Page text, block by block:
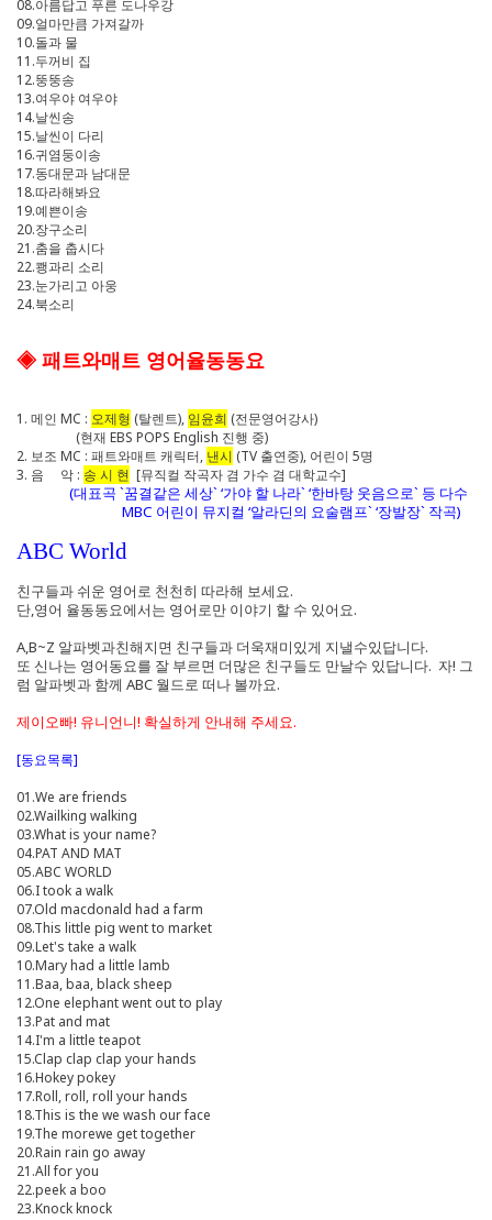
08.아름답고 푸른 도나우강
09.얼마만큼 가져갈까
10.돌과 물
11.두꺼비 집
12.뚱뚱송
13.여우야 여우야
14.날씬송
15.날씬이 다리
16.귀염둥이송
17.동대문과 남대문
18.따라해봐요
19.예쁜이송
20.장구소리
21.춤을 춥시다
22.쾡과리 소리
23.눈가리고 아웅
24.북소리
◈ 패트와매트 영어율동동요
1. 메인 MC : 오제형 (탈렌트), 임윤희 (전문영어강사)
(현재 EBS POPS English 진행 중)
2. 보조 MC : 패트와매트 캐릭터, 낸시 (TV 출연중), 어린이 5명
3. 음 악 : 송 시 현 [뮤직컬 작곡자 겸 가수 겸 대학교수]
(대표곡 `꿈결같은 세상` ‘가야 할 나라` ‘한바탕 웃음으로` 등 다수
MBC 어린이 뮤지컬 ‘알라딘의 요술램프` ‘장발장` 작곡)
ABC World
친구들과 쉬운 영어로 천천히 따라해 보세요.
단,영어 율동동요에서는 영어로만 이야기 할 수 있어요.
A,B~Z 알파벳과친해지면 친구들과 더욱재미있게 지낼수있답니다.
또 신나는 영어동요를 잘 부르면 더많은 친구들도 만날수 있답니다. 자! 그
럼 알파벳과 함께 ABC 월드로 떠나 볼까요.
제이오빠! 유니언니! 확실하게 안내해 주세요.
[동요목록]
01.We are friends
02.Wailking walking
03.What is your name?
04.PAT AND MAT
05.ABC WORLD
06.I took a walk
07.Old macdonald had a farm
08.This little pig went to market
09.Let's take a walk
10.Mary had a little lamb
11.Baa, baa, black sheep
12.One elephant went out to play
13.Pat and mat
14.I'm a little teapot
15.Clap clap clap your hands
16.Hokey pokey
17.Roll, roll, roll your hands
18.This is the we wash our face
19.The morewe get together
20.Rain rain go away
21.All for you
22.peek a boo
23.Knock knock